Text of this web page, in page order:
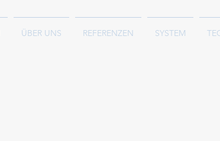
ÜBER UNS REFERENZEN SYSTEM